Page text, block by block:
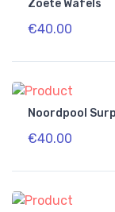
Zoete Wafels
€40.00
Noordpool
€40.00